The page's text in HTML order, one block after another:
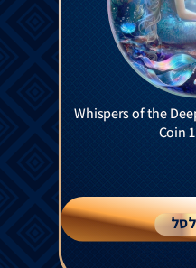
Whispers of the
Coin